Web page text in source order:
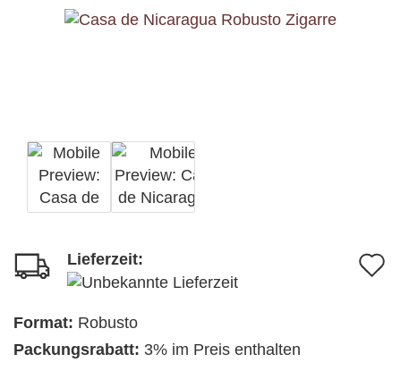
Lieferzeit:
Format: Robusto
Packungsrabatt: 3% im Preis enthalten